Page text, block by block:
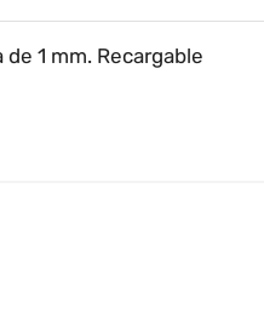
1 mm. Recargable